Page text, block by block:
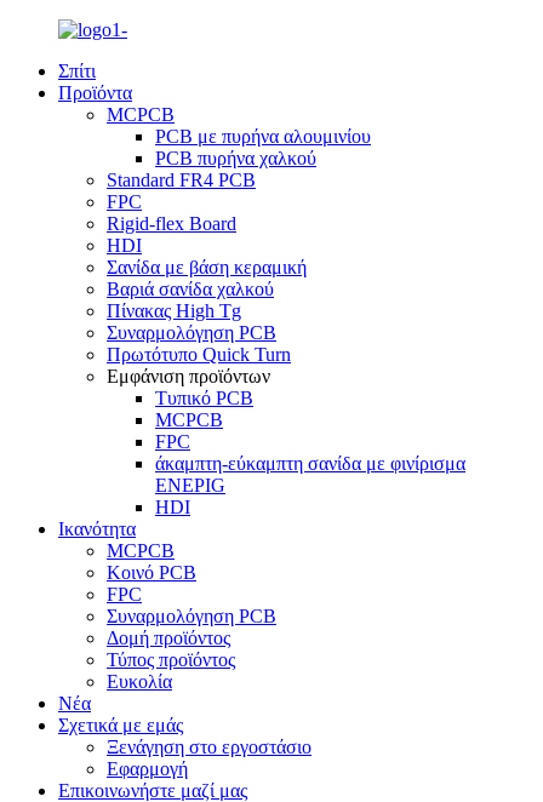
Σπίτι
Προϊόντα
MCPCB
PCB με πυρήνα αλουμινίου
PCB πυρήνα χαλκού
Standard FR4 PCB
FPC
Rigid-flex Board
HDI
Σανίδα με βάση κεραμική
Βαριά σανίδα χαλκού
Πίνακας High Tg
Συναρμολόγηση PCB
Πρωτότυπο Quick Turn
Εμφάνιση προϊόντων
Τυπικό PCB
MCPCB
FPC
άκαμπτη-εύκαμπτη σανίδα με φινίρισμα
ENEPIG
HDI
Ικανότητα
MCPCB
Κοινό PCB
FPC
Συναρμολόγηση PCB
Δομή προϊόντος
Τύπος προϊόντος
Ευκολία
Νέα
Σχετικά με εμάς
Ξενάγηση στο εργοστάσιο
Εφαρμογή
Επικοινωνήστε μαζί μας